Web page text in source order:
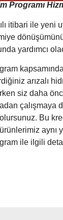
Programı
itibari ile yeni
yardımcı
arızalı
siz daha
çalışmaya
Bu
aynı
ile ilgili